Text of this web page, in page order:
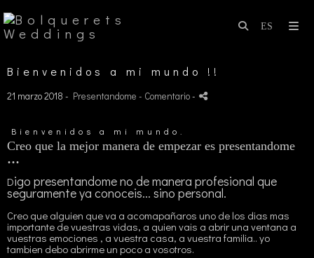
Bienvenidos a mi mundo !!
21 marzo 2018 - Presentandome - Comentario-
Bienvenidos a mi mundo.
Creo que la mejor manera de empezar es presentandome
...
Digo presentandome no de manera profesional que
seguramente ya conoceis... sino personal.
Creo que alguien que va a acomapañaros uno de los dias mas
importante de vuestras vidas, a quien vais a abrir una ventana a
vuestras emociones , a vuestra casa, a vuestra familia.. yo
tambien debo abrirme un poco a vosotros.